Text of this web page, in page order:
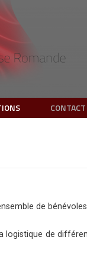
de
logistique de